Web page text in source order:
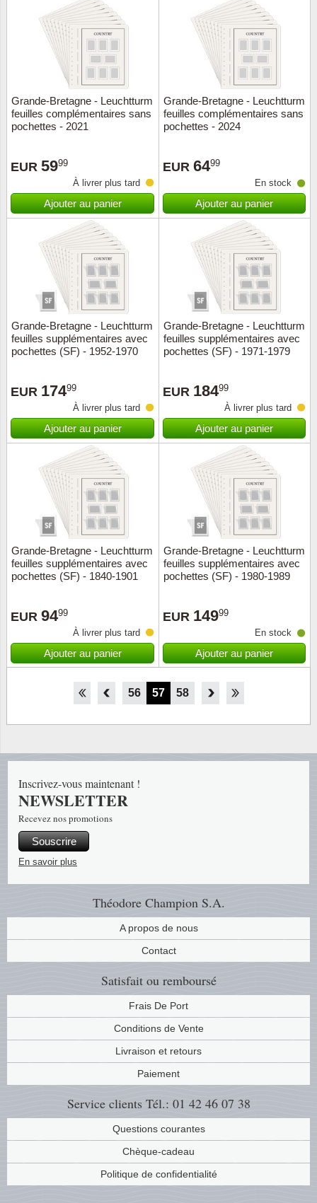
Grande-Bretagne - Leuchtturm
feuilles complémentaires sans
pochettes - 2021
EUR 5999
À livrer plus tard
Ajouter au panier
Grande-Bretagne - Leuchtturm
feuilles complémentaires sans
pochettes - 2024
EUR 6499
En stock
Ajouter au panier
Grande-Bretagne - Leuchtturm
feuilles supplémentaires avec
pochettes (SF) - 1952-1970
EUR 17499
À livrer plus tard
Ajouter au panier
Grande-Bretagne - Leuchtturm
feuilles supplémentaires avec
pochettes (SF) - 1971-1979
EUR 18499
À livrer plus tard
Ajouter au panier
Grande-Bretagne - Leuchtturm
feuilles supplémentaires avec
pochettes (SF) - 1840-1901
EUR 9499
À livrer plus tard
Ajouter au panier
Grande-Bretagne - Leuchtturm
feuilles supplémentaires avec
pochettes (SF) - 1980-1989
EUR 14999
En stock
Ajouter au panier
54 55 56 57 58 59 60
Théodore Champion S.A.
A propos de nous
Contact
Satisfait ou remboursé
Frais De Port
Conditions de Vente
Livraison et retours
Paiement
Service clients Tél.: 01 42 46 07 38
Questions courantes
Chèque-cadeau
Politique de confidentialité
Inscrivez-vous maintenant !
NEWSLETTER
Recevez nos promotions
Souscrire
En savoir plus